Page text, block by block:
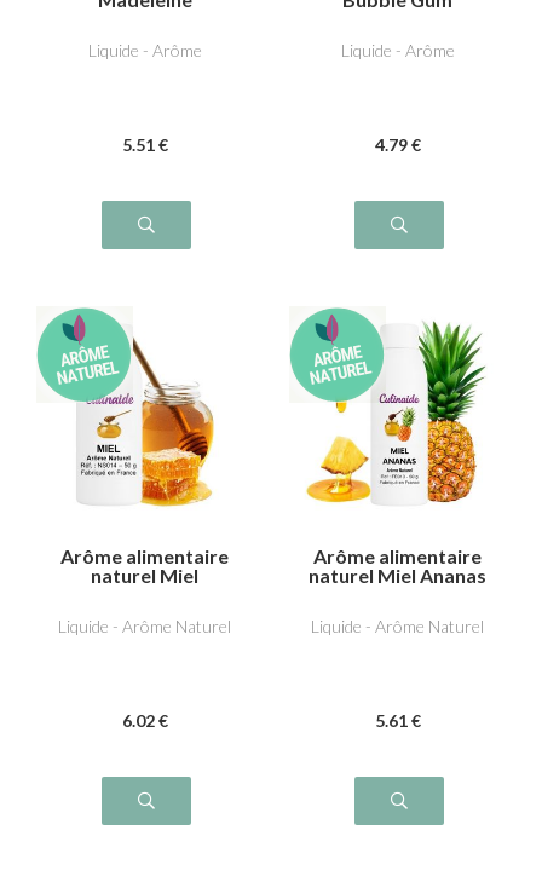
Liquide - Arôme
5.51 €
Liquide - Arôme
4.79 €
Arôme alimentaire
naturel Miel
Liquide - Arôme Naturel
6.02 €
Arôme alimentaire
naturel Miel Ananas
Liquide - Arôme Naturel
5.61 €